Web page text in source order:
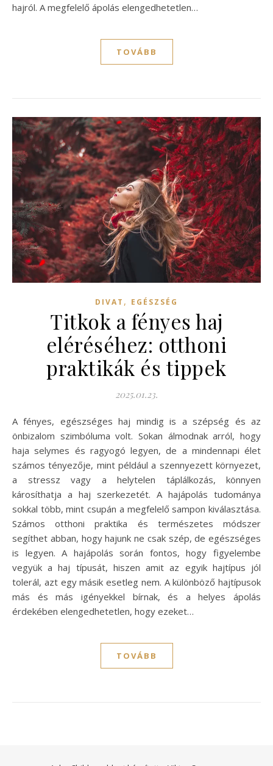
hajról. A megfelelő ápolás elengedhetetlen…
TOVÁBB
DIVAT , EGÉSZSÉG
Titkok a fényes haj
eléréséhez: otthoni
praktikák és tippek
2025.01.23.
A fényes, egészséges haj mindig is a szépség és az
önbizalom szimbóluma volt. Sokan álmodnak arról, hogy
haja selymes és ragyogó legyen, de a mindennapi élet
számos tényezője, mint például a szennyezett környezet,
a stressz vagy a helytelen táplálkozás, könnyen
károsíthatja a haj szerkezetét. A hajápolás tudománya
sokkal több, mint csupán a megfelelő sampon kiválasztása.
Számos otthoni praktika és természetes módszer
segíthet abban, hogy hajunk ne csak szép, de egészséges
is legyen. A hajápolás során fontos, hogy figyelembe
vegyük a haj típusát, hiszen amit az egyik hajtípus jól
tolerál, azt egy másik esetleg nem. A különböző hajtípusok
más és más igényekkel bírnak, és a helyes ápolás
érdekében elengedhetetlen, hogy ezeket…
TOVÁBB